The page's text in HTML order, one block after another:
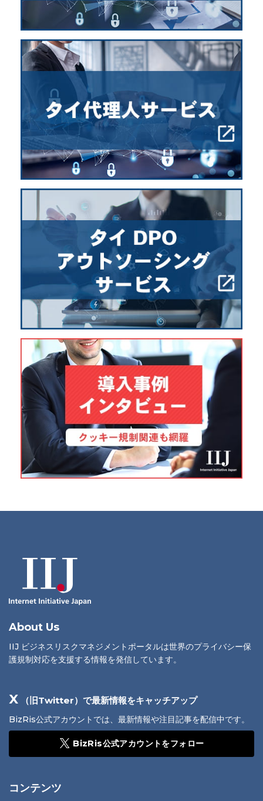
About Us
IIJ ビジネスリスクマネジメントポータルは世界のプライバシー保
護規制対応を支援する情報を発信しています。
X （旧Twitter）で最新情報をキャッチアップ
BizRis公式アカウントでは、最新情報や注目記事を配信中です。
BizRis公式アカウントをフォロー
コンテンツ